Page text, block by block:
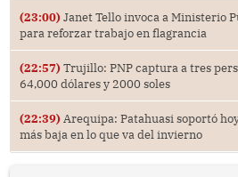
(23:00) Janet Tello invoca a Ministerio
para reforzar trabajo en flagrancia
(22:57) Trujillo: PNP captura a tres
64,000 dólares y 2000 soles
(22:39) Arequipa: Patahuasi soportó
más baja en lo que va del invierno